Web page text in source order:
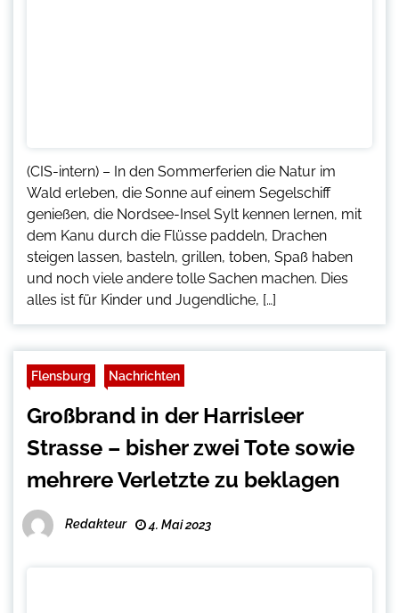
(CIS-intern) – In den Sommerferien die Natur im
Wald erleben, die Sonne auf einem Segelschiff
genießen, die Nordsee-Insel Sylt kennen lernen, mit
dem Kanu durch die Flüsse paddeln, Drachen
steigen lassen, basteln, grillen, toben, Spaß haben
und noch viele andere tolle Sachen machen. Dies
alles ist für Kinder und Jugendliche, […]
Flensburg Nachrichten
Großbrand in der Harrisleer
Strasse – bisher zwei Tote sowie
mehrere Verletzte zu beklagen
Redakteur 4. Mai 2023